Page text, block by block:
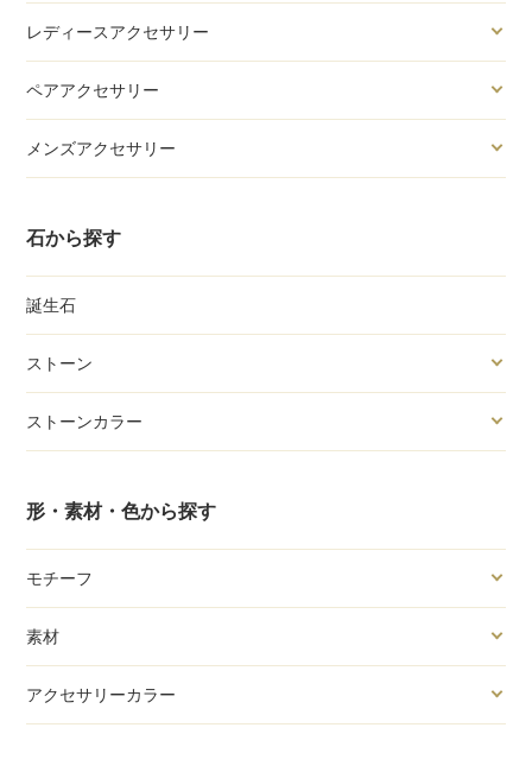
レディースアクセサリー
ペアアクセサリー
メンズアクセサリー
石から探す
誕生石
ストーン
ストーンカラー
形・素材・色から探す
モチーフ
素材
アクセサリーカラー